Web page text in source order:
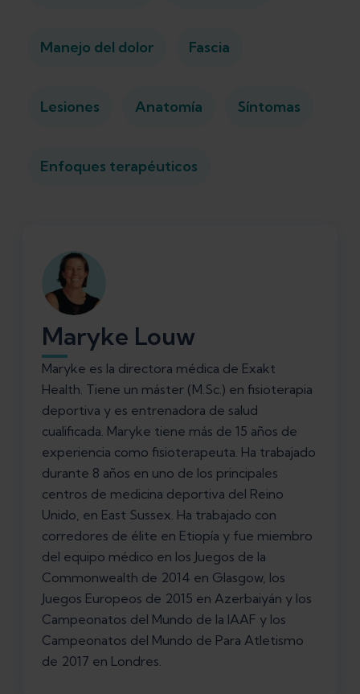
Manejo del dolor Fascia
Lesiones Anatomía Síntomas
Enfoques terapéuticos
Maryke Louw
Maryke es la directora médica de Exakt
Health. Tiene un máster (M.Sc.) en fisioterapia
deportiva y es entrenadora de salud
cualificada. Maryke tiene más de 15 años de
experiencia como fisioterapeuta. Ha trabajado
durante 8 años en uno de los principales
centros de medicina deportiva del Reino
Unido, en East Sussex. Ha trabajado con
corredores de élite en Etiopía y fue miembro
del equipo médico en los Juegos de la
Commonwealth de 2014 en Glasgow, los
Juegos Europeos de 2015 en Azerbaiyán y los
Campeonatos del Mundo de la IAAF y los
Campeonatos del Mundo de Para Atletismo
de 2017 en Londres.